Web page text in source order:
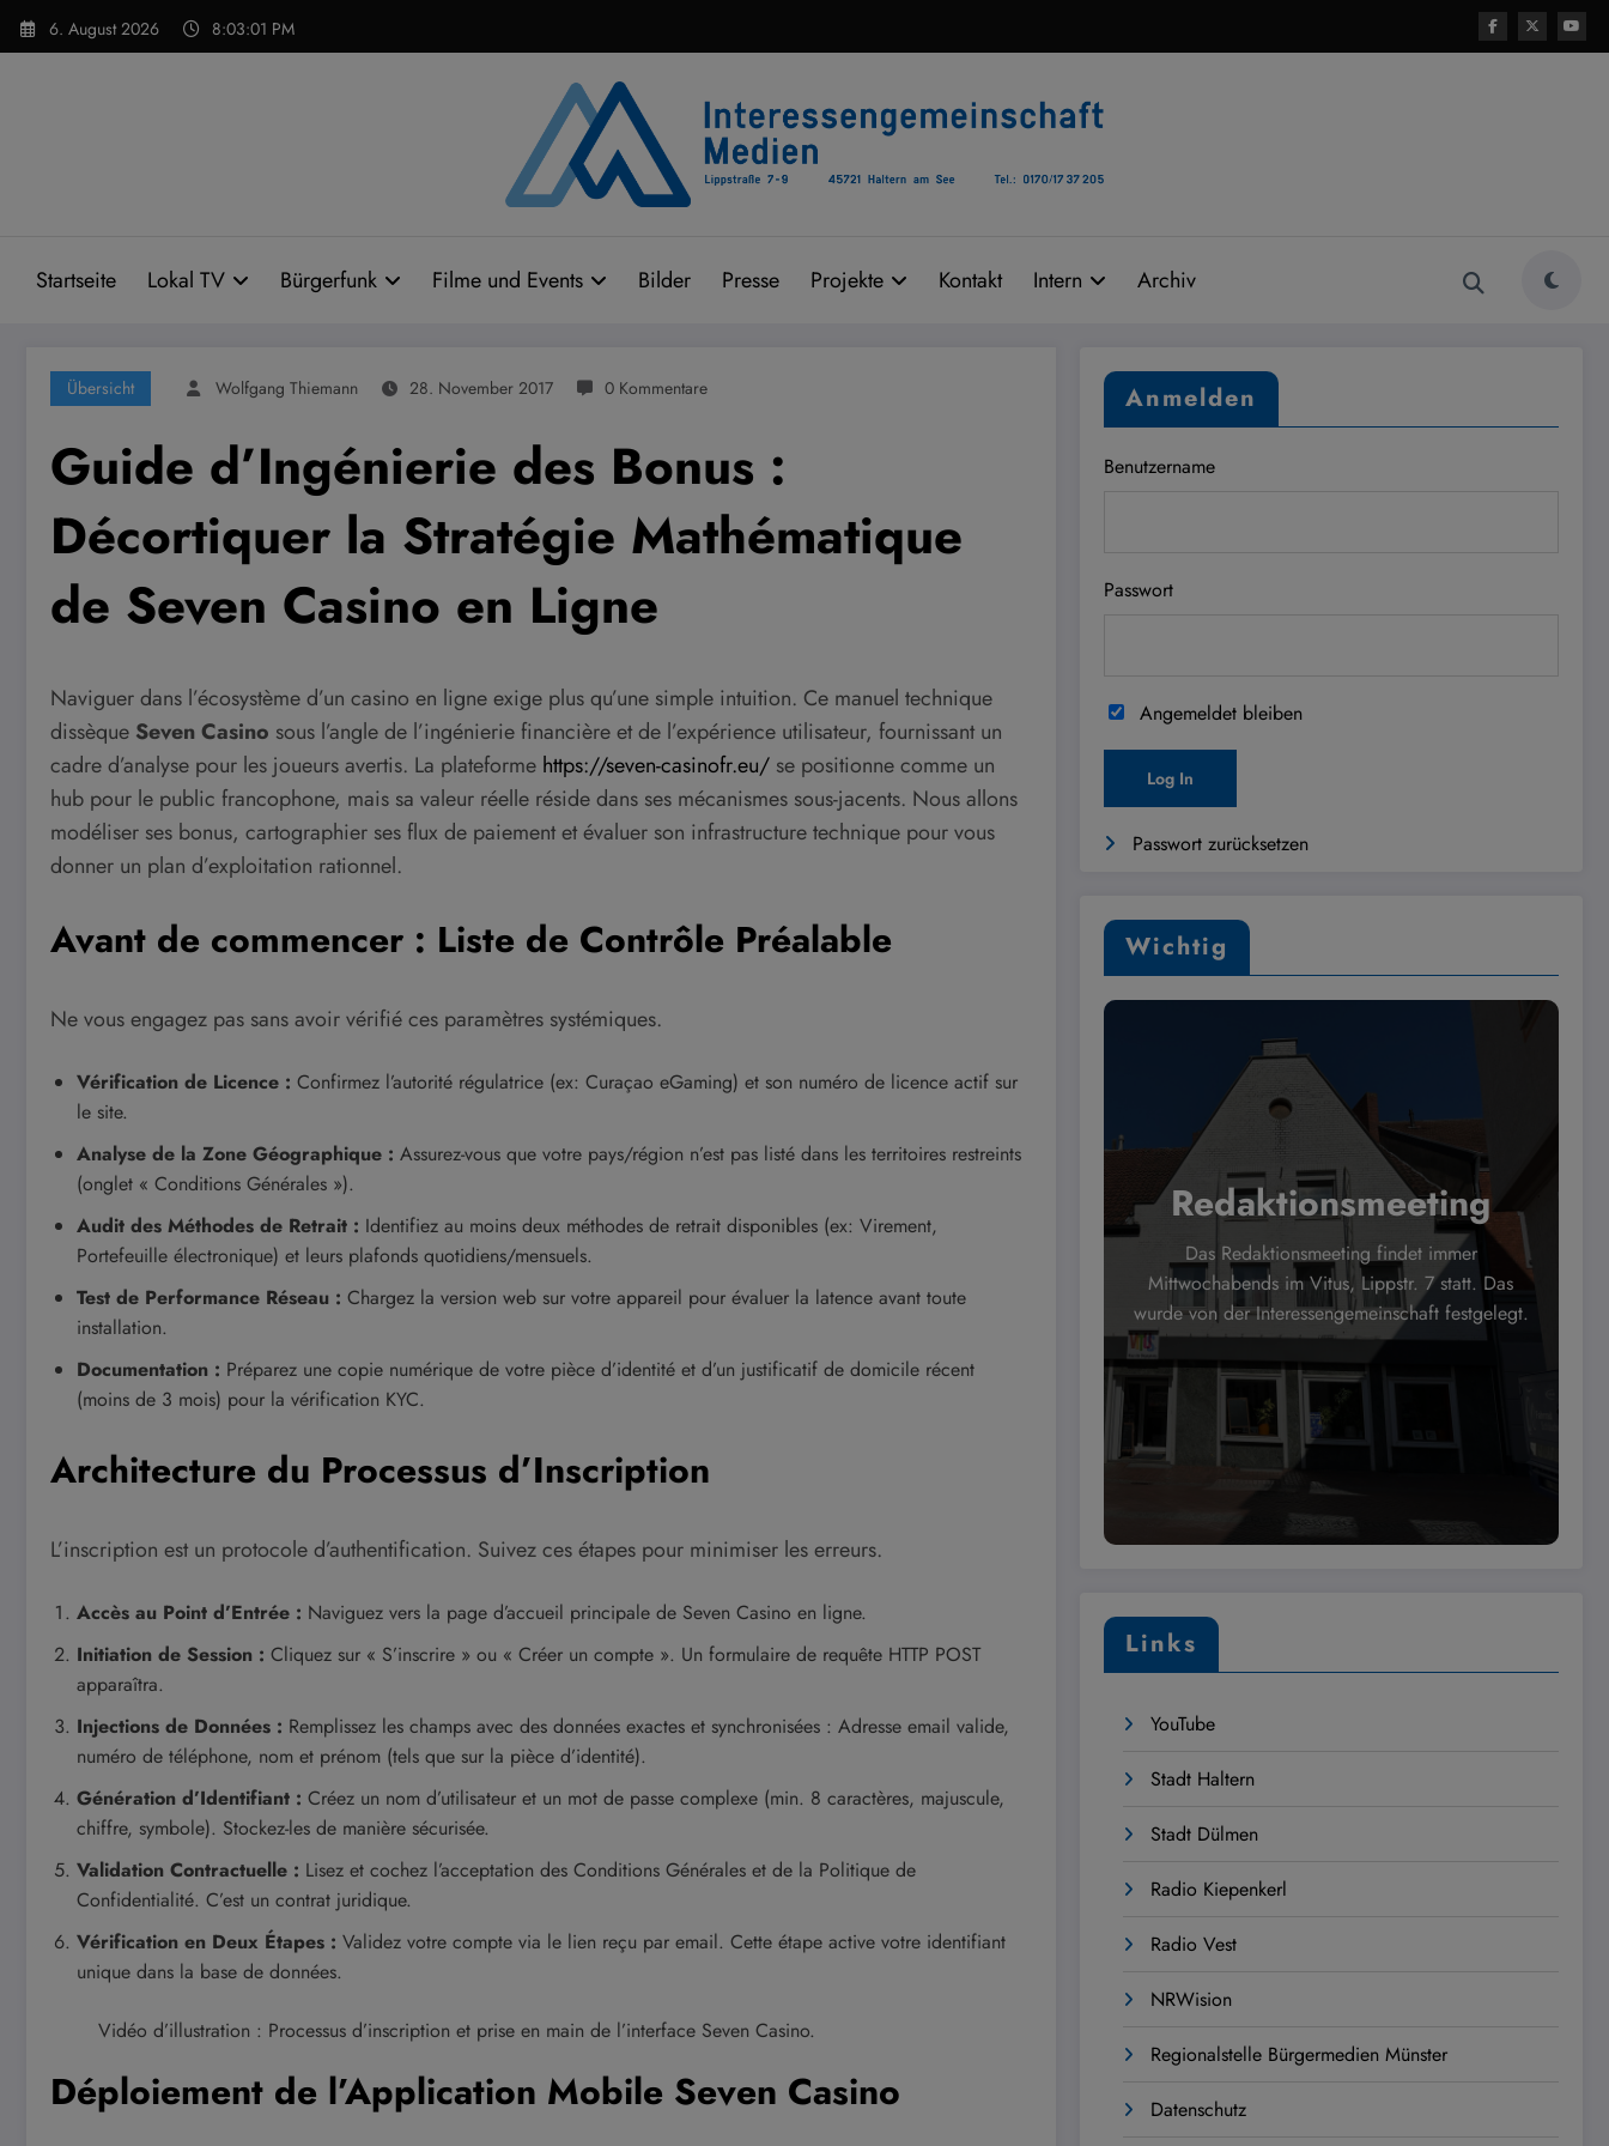
Zum
Inhalt
6. August 2026 8:03:02 PM
Startseite Lokal TV Bürgerfunk Filme und Events Bilder Presse Projekte Kontakt Intern Archiv
Übersicht Wolfgang Thiemann 28. November 2017 0 Kommentare
Guide d’Ingénierie des Bonus :
Décortiquer la Stratégie Mathématique
de Seven Casino en Ligne
Naviguer dans l’écosystème d’un casino en ligne exige plus qu’une simple intuition. Ce manuel technique
dissèque Seven Casino sous l’angle de l’ingénierie financière et de l’expérience utilisateur, fournissant un
cadre d’analyse pour les joueurs avertis. La plateforme https://seven-casinofr.eu/ se positionne comme un
hub pour le public francophone, mais sa valeur réelle réside dans ses mécanismes sous-jacents. Nous allons
modéliser ses bonus, cartographier ses flux de paiement et évaluer son infrastructure technique pour vous
donner un plan d’exploitation rationnel.
Avant de commencer : Liste de Contrôle Préalable
Ne vous engagez pas sans avoir vérifié ces paramètres systémiques.
Vérification de Licence : Confirmez l’autorité régulatrice (ex: Curaçao eGaming) et son numéro de licence actif sur
le site.
Analyse de la Zone Géographique : Assurez-vous que votre pays/région n’est pas listé dans les territoires restreints
(onglet « Conditions Générales »).
Audit des Méthodes de Retrait : Identifiez au moins deux méthodes de retrait disponibles (ex: Virement,
Portefeuille électronique) et leurs plafonds quotidiens/mensuels.
Test de Performance Réseau : Chargez la version web sur votre appareil pour évaluer la latence avant toute
installation.
Documentation : Préparez une copie numérique de votre pièce d’identité et d’un justificatif de domicile récent
(moins de 3 mois) pour la vérification KYC.
Architecture du Processus d’Inscription
L’inscription est un protocole d’authentification. Suivez ces étapes pour minimiser les erreurs.
Accès au Point d’Entrée : Naviguez vers la page d’accueil principale de Seven Casino en ligne.
Initiation de Session : Cliquez sur « S’inscrire » ou « Créer un compte ». Un formulaire de requête HTTP POST
apparaîtra.
Injections de Données : Remplissez les champs avec des données exactes et synchronisées : Adresse email valide,
numéro de téléphone, nom et prénom (tels que sur la pièce d’identité).
Génération d’Identifiant : Créez un nom d’utilisateur et un mot de passe complexe (min. 8 caractères, majuscule,
chiffre, symbole). Stockez-les de manière sécurisée.
Validation Contractuelle : Lisez et cochez l’acceptation des Conditions Générales et de la Politique de
Confidentialité. C’est un contrat juridique.
Vérification en Deux Étapes : Validez votre compte via le lien reçu par email. Cette étape active votre identifiant
unique dans la base de données.
Vidéo d’illustration : Processus d’inscription et prise en main de l’interface Seven Casino.
Déploiement de l’Application Mobile Seven Casino
Anmelden
Benutzername
Passwort
Angemeldet bleiben
Passwort zurücksetzen
Wichtig
Redaktionsmeeting
Das Redaktionsmeeting findet immer
Mittwochabends im Vitus, Lippstr. 7 statt. Das
wurde von der Interessengemeinschaft festgelegt.
Links
YouTube
Stadt Haltern
Stadt Dülmen
Radio Kiepenkerl
Radio Vest
NRWision
Regionalstelle Bürgermedien Münster
Datenschutz